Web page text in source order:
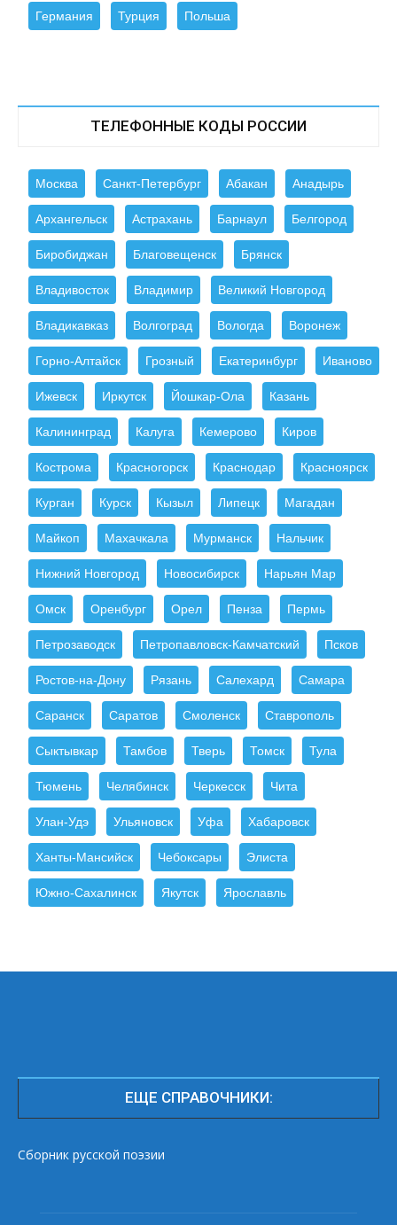
Германия Турция Польша
ТЕЛЕФОННЫЕ КОДЫ РОССИИ
Москва Санкт-Петербург Абакан Анадырь
Архангельск Астрахань Барнаул Белгород
Биробиджан Благовещенск Брянск
Владивосток Владимир Великий Новгород
Владикавказ Волгоград Вологда Воронеж
Горно-Алтайск Грозный Екатеринбург Иваново
Ижевск Иркутск Йошкар-Ола Казань
Калининград Калуга Кемерово Киров
Кострома Красногорск Краснодар Красноярск
Курган Курск Кызыл Липецк Магадан
Майкоп Махачкала Мурманск Нальчик
Нижний Новгород Новосибирск Нарьян Мар
Омск Оренбург Орел Пенза Пермь
Петрозаводск Петропавловск-Камчатский Псков
Ростов-на-Дону Рязань Салехард Самара
Саранск Саратов Смоленск Ставрополь
Сыктывкар Тамбов Тверь Томск Тула
Тюмень Челябинск Черкесск Чита
Улан-Удэ Ульяновск Уфа Хабаровск
Ханты-Мансийск Чебоксары Элиста
Южно-Сахалинск Якутск Ярославль
ЕЩЕ СПРАВОЧНИКИ:
Сборник русской поэзии